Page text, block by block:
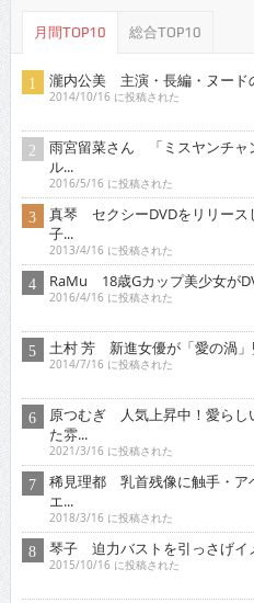
月間TOP10 総合TOP10
瀧内公美 主演・長編・ヌード
2014/10/16 に投稿された
雨宮留菜さん 「ミスヤンチャ
ル...
2016/5/16 に投稿された
真琴 セクシーDVDをリリース
子...
2013/4/16 に投稿された
RaMu 18歳Gカップ美少女が
2016/4/16 に投稿された
土村 芳 新進女優が「愛の渦」
2014/7/16 に投稿された
原つむぎ 人気上昇中！愛らし
た雰...
2021/3/16 に投稿された
稀見理都 乳首残像に触手・ア
エ...
2018/3/16 に投稿された
琴子 迫力バストを引っさげイ
2015/10/16 に投稿された